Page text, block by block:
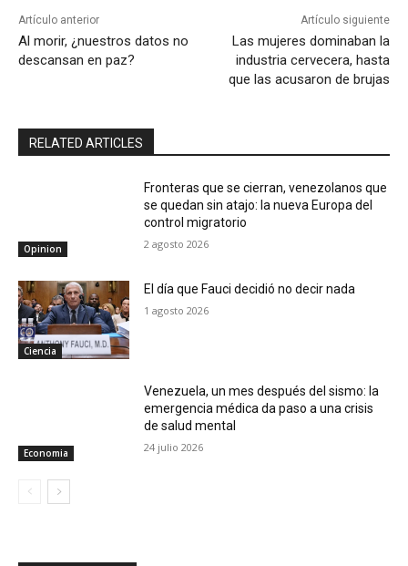
Artículo anterior
Al morir, ¿nuestros datos no
descansan en paz?
Artículo siguiente
Las mujeres dominaban la
industria cervecera, hasta
que las acusaron de brujas
RELATED ARTICLES
Opinion
Fronteras que se cierran, venezolanos que
se quedan sin atajo: la nueva Europa del
control migratorio
2 agosto 2026
Ciencia
El día que Fauci decidió no decir nada
1 agosto 2026
Economia
Venezuela, un mes después del sismo: la
emergencia médica da paso a una crisis
de salud mental
24 julio 2026